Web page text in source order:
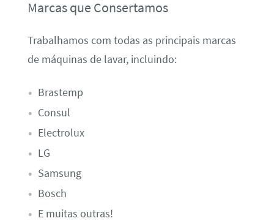
Marcas que Consertamos
Trabalhamos com todas as principais marcas
de máquinas de lavar, incluindo:
Brastemp
Consul
Electrolux
LG
Samsung
Bosch
E muitas outras!